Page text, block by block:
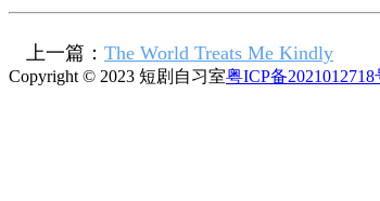
上一篇： The World Treats Me Kindly
Copyright © 2023 短剧自习室粤ICP备2021012718